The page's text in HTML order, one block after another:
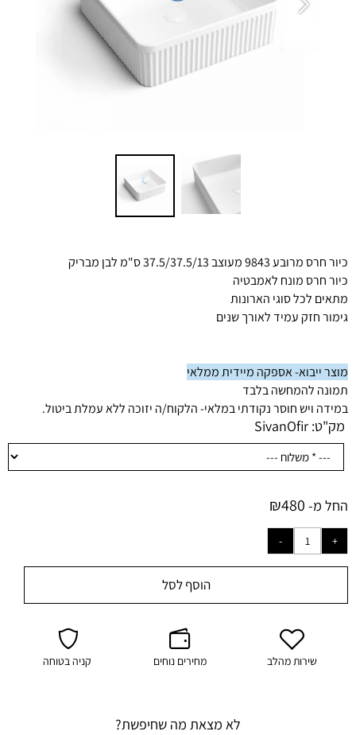
כיור חרס מרובע 9843 מעוצב 37.5/37.5/13 ס"מ לבן מבריק
כיור חרס מונח לאמבטיה
מתאים לכל סוגי הארונות
גימור חזק עמיד לאורך שנים
מוצר ייבוא- אספקה מיידית ממלאי
תמונה להמחשה בלבד
במידה ויש חוסר נקודתי במלאי- הלקוח/ה יזוכה ללא עמלת ביטול.
מק"ט: SivanOfir
החל מ- ₪480
הוסף לסל
שירות מהלב מחירים נוחים קניה בטוחה
לא מצאת מה שחיפשת?